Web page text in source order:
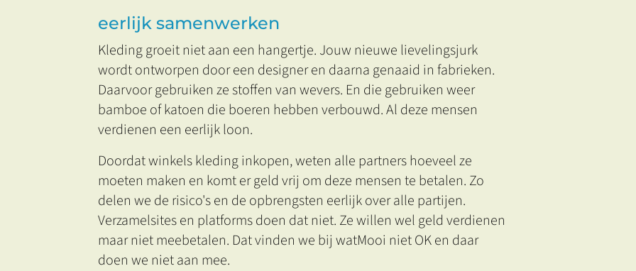
eerlijk samenwerken
Kleding groeit niet aan een hangertje. Jouw nieuwe lievelingsjurk
wordt ontworpen door een designer en daarna genaaid in fabrieken.
Daarvoor gebruiken ze stoffen van wevers. En die gebruiken weer
bamboe of katoen die boeren hebben verbouwd. Al deze mensen
verdienen een eerlijk loon.
Doordat winkels kleding inkopen, weten alle partners hoeveel ze
moeten maken en komt er geld vrij om deze mensen te betalen. Zo
delen we de risico's en de opbrengsten eerlijk over alle partijen.
Verzamelsites en platforms doen dat niet. Ze willen wel geld verdienen
maar niet meebetalen. Dat vinden we bij watMooi niet OK en daar
doen we niet aan mee.